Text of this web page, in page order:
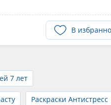
В
7 лет
Раскраски Антистресс